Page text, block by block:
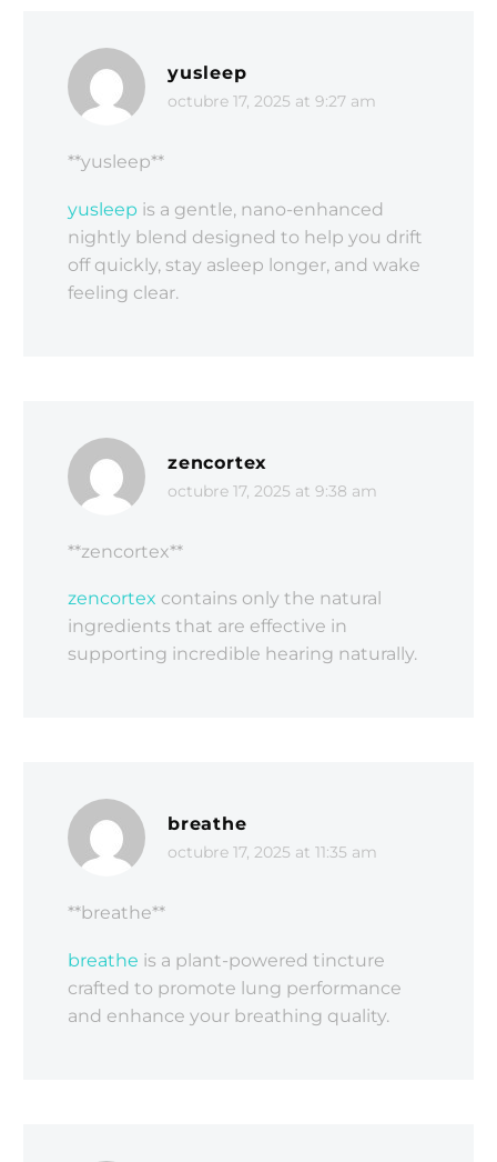
yusleep
octubre 17, 2025 at 9:27 am
** yusleep**
yusleep is a gentle, nano-enhanced
nightly blend designed to help you drift
off quickly, stay asleep longer, and wake
feeling clear.
zencortex
octubre 17, 2025 at 9:38 am
**zencortex**
zencortex contains only the natural
ingredients that are effective in
supporting incredible hearing naturally.
breathe
octubre 17, 2025 at 11:35 am
** breathe**
breathe is a plant-powered tincture
crafted to promote lung performance
and enhance your breathing quality.